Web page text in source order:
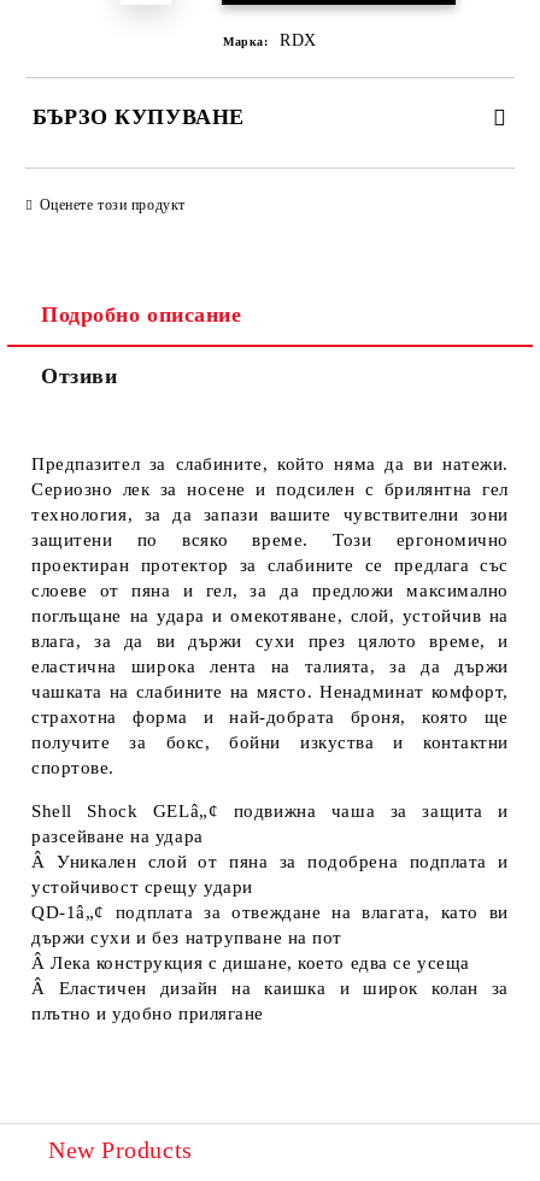
Марка: RDX
БЪРЗО КУПУВАНЕ
Оценете този продукт
Подробно описание
Отзиви
Предпазител за слабините, който няма да ви натежи.
Сериозно лек за носене и подсилен с брилянтна гел
технология, за да запази вашите чувствителни зони
защитени по всяко време. Този ергономично
проектиран протектор за слабините се предлага със
слоеве от пяна и гел, за да предложи максимално
поглъщане на удара и омекотяване, слой, устойчив на
влага, за да ви държи сухи през цялото време, и
еластична широка лента на талията, за да държи
чашката на слабините на място. Ненадминат комфорт,
страхотна форма и най-добрата броня, която ще
получите за бокс, бойни изкуства и контактни
спортове.
Shell Shock GELâ„¢ подвижна чаша за защита и
разсейване на удара
Â Уникален слой от пяна за подобрена подплата и
устойчивост срещу удари
QD-1â„¢ подплата за отвеждане на влагата, като ви
държи сухи и без натрупване на пот
Â Лека конструкция с дишане, което едва се усеща
Â Еластичен дизайн на каишка и широк колан за
плътно и удобно прилягане
New Products